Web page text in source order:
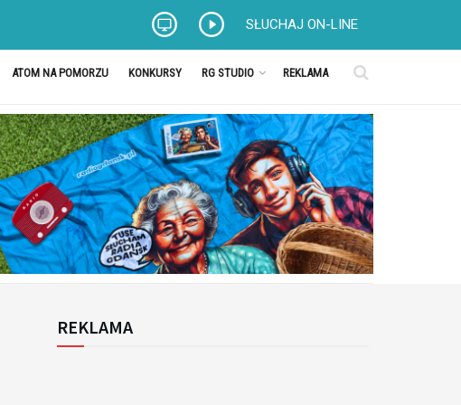
SŁUCHAJ ON-LINE
ATOM NA POMORZU KONKURSY RG STUDIO REKLAMA
REKLAMA